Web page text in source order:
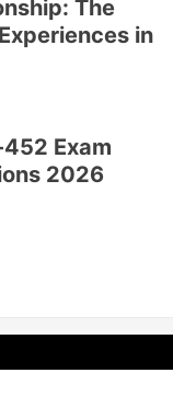
The
in
Exam
2026